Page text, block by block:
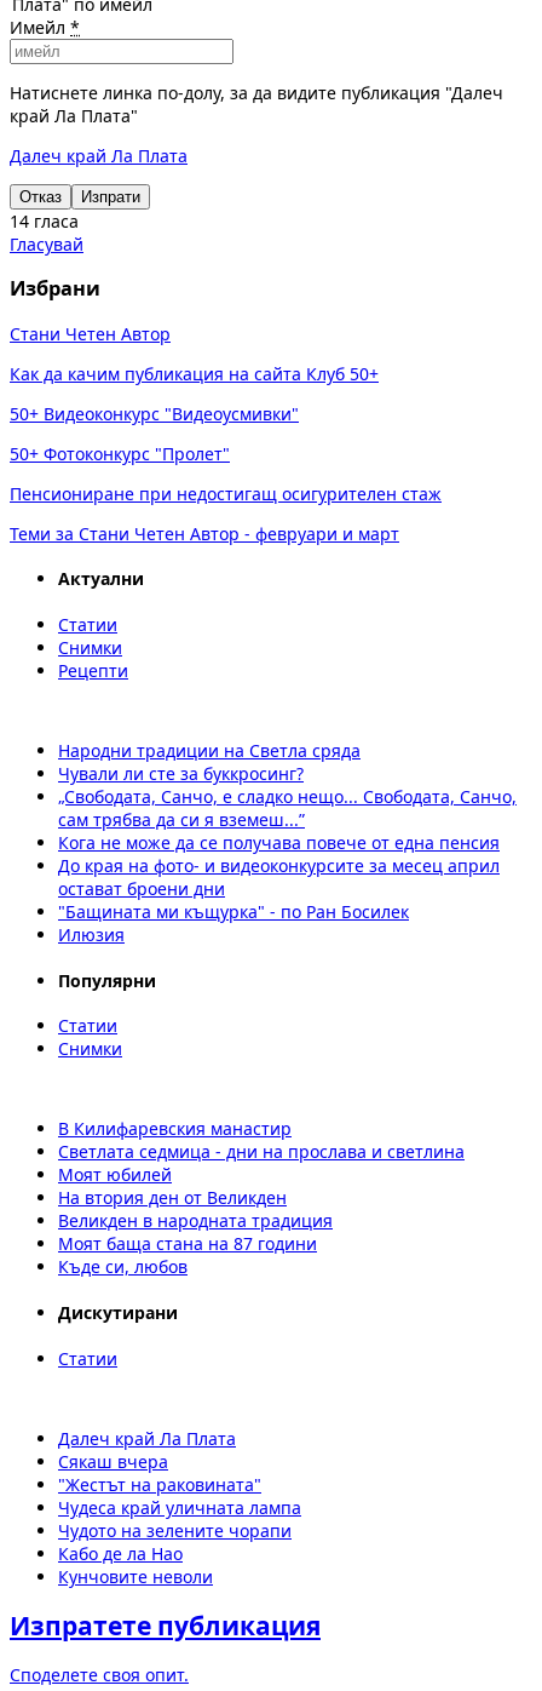
Имейл *
Натиснете линка по-долу, за да видите публикация "Далеч
край Ла Плата"
Далеч край Ла Плата
Отказ Изпрати
14 гласа
Гласувай
Избрани
Стани Четен Автор
Как да качим публикация на сайта Клуб 50+
50+ Видеоконкурс "Видеоусмивки"
50+ Фотоконкурс "Пролет"
Пенсиониране при недостигащ осигурителен стаж
Теми за Стани Четен Автор - февруари и март
Актуални
Статии
Снимки
Рецепти
Народни традиции на Светла сряда
Чували ли сте за буккросинг?
„Свободата, Санчо, е сладко нещо... Свободата, Санчо,
сам трябва да си я вземеш...”
Кога не може да се получава повече от една пенсия
До края на фото- и видеоконкурсите за месец април
остават броени дни
"Бащината ми къщурка" - по Ран Босилек
Илюзия
Популярни
Статии
Снимки
В Килифаревския манастир
Светлата седмица - дни на прослава и светлина
Моят юбилей
На втория ден от Великден
Великден в народната традиция
Моят баща стана на 87 години
Къде си, любов
Дискутирани
Статии
Далеч край Ла Плата
Сякаш вчера
"Жестът на раковината"
Чудеса край уличната лампа
Чудото на зелените чорапи
Кабо де ла Нао
Кунчовите неволи
Изпратете публикация
Споделете своя опит.